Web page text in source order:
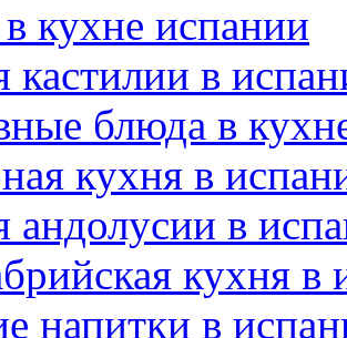
кухне испании
кастилии в
блюда в
кухня в
андолусии в
кухня в
напитки в